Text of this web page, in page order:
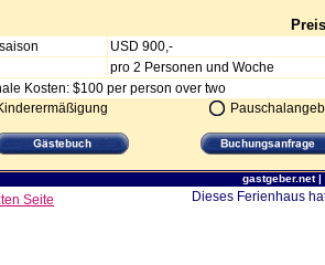
USD 900,-
pro 2 Personen und Woche
Kosten: $100 per person over two
gastgeber.net|
Seite Dieses Ferienhaus